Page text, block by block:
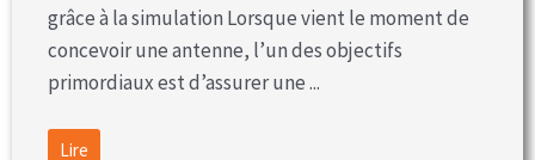
grâce à la simulation Lorsque vient le moment de
concevoir une antenne, l’un des objectifs
primordiaux est d’assurer une ...
Lire